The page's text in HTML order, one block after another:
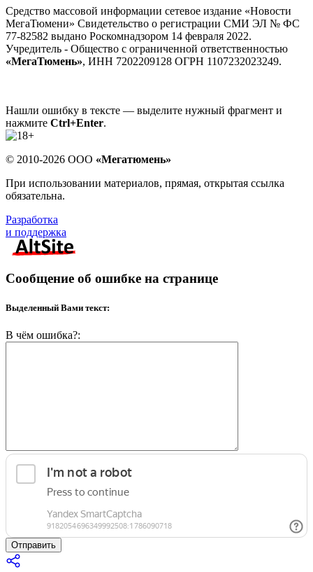
Средство массовой информации сетевое издание «Новости
МегаТюмени» Свидетельство о регистрации СМИ ЭЛ № ФС
77-82582 выдано Роскомнадзором 14 февраля 2022.
Учредитель - Общество с ограниченной ответственностью
«МегаТюмень», ИНН 7202209128 ОГРН 1107232023249.
Нашли ошибку в тексте — выделите нужный фрагмент и
нажмите Ctrl+Enter.
© 2010-2026 ООО «Мегатюмень»
При использовании материалов, прямая, открытая ссылка
обязательна.
Разработка
и поддержка
Сообщение об ошибке на странице
Выделенный Вами текст:
В чём ошибка?:
Отправить